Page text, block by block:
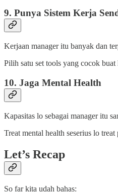
9. Punya Sistem Kerja
Kerjaan manager itu banyak dan
Pilih satu set tools yang cocok
10. Jaga Mental Health
Kapasitas lo sebagai manager itu
Treat mental health seserius lo
Let’s Recap
So far kita udah bahas: